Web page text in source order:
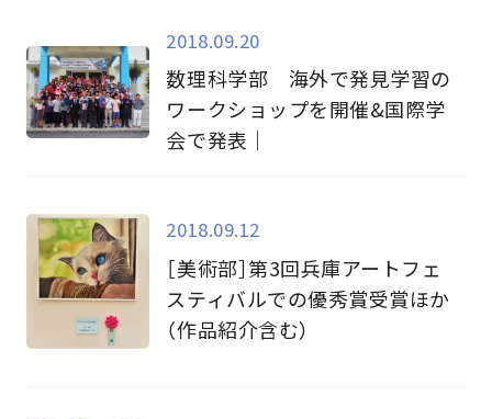
2018.09.20
数理科学部 海外で発見学習の
ワークショップを開催&国際学
会で発表｜
2018.09.12
［美術部］第3回兵庫アートフェ
スティバルでの優秀賞受賞ほか
（作品紹介含む）